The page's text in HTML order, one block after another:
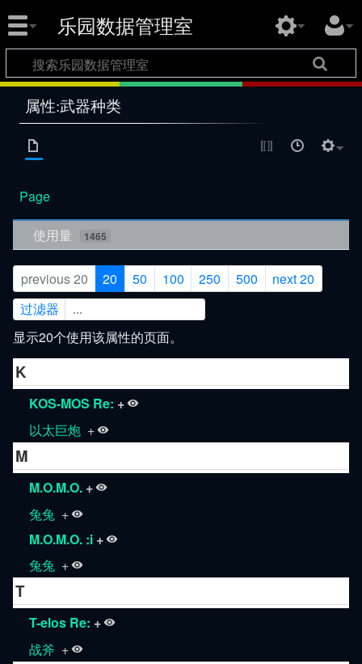
乐园数据管理室
属性:武器种类
Page
使用量 1465
previous 20 20 50 100 250 500
next 20
过滤器
显示20个使用该属性的页面。
K
KOS-MOS Re: +
以太巨炮 +
M
M.O.M.O. +
兔兔 +
M.O.M.O. :i +
兔兔 +
T
T-elos Re: +
战斧 +